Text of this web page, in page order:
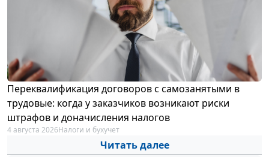
Переквалификация договоров с самозанятыми в
трудовые: когда у заказчиков возникают риски
штрафов и доначисления налогов
4 августа 2026Налоги и бухучет
Читать далее